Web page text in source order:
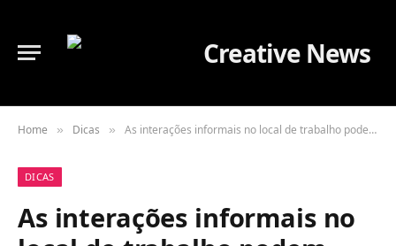
Home » Dicas » As interações informais no local de trabalho podem fazer-nos sentir mais produtivos?
DICAS
As interações informais no